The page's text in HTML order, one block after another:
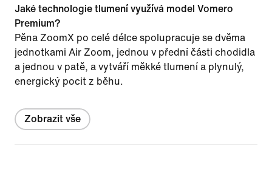
Jaké technologie tlumení využívá model Vomero
Premium?
Pěna ZoomX po celé délce spolupracuje se dvěma
jednotkami Air Zoom, jednou v přední části chodidla
a jednou v patě, a vytváří měkké tlumení a plynulý,
energický pocit z běhu.
Zobrazit vše